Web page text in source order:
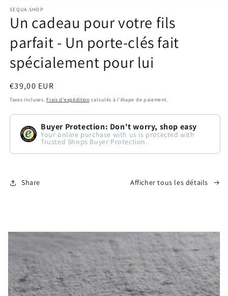
Ouvrir
le
dans
une
fenêtre
modale
SEQUA.SHOP
Un cadeau pour votre fils
parfait - Un porte-clés fait
spécialement pour lui
Prix
habituel
€39,00 EUR
Taxes incluses. Frais d'expédition calculés à l'étape de paiement.
Buyer Protection: Don't worry, shop easy
Your online purchase with us is protected with
Trusted Shops Buyer Protection.
Share Afficher tous les détails